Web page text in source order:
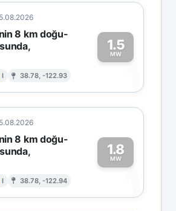
8 km doğu-
I 38.78, -122.93
1.5
MW
1
8 km doğu-
I 38.78, -122.94
1.8
MW
1